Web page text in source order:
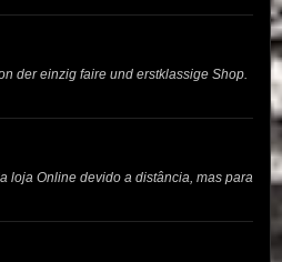
der einzig faire und erstklassige Shop.
loja Online devido a distância, mas para